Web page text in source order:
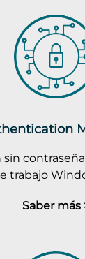
trabajo
Saber más